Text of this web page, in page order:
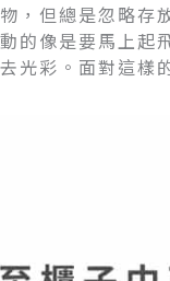
，但總是忽略存
的像是要馬上
光彩。面對這